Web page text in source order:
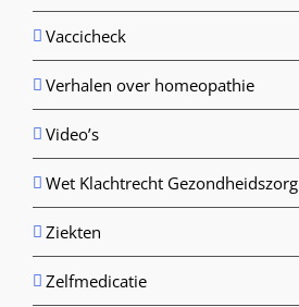
Vaccicheck
Verhalen over homeopathie
Video’s
Wet Klachtrecht Gezondheidszorg
Ziekten
Zelfmedicatie